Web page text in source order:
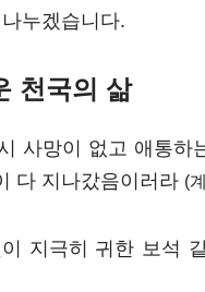
누겠습니다.
천국의 삶
사망이 없고 애통하
다 지나갔음이러라 (
지극히 귀한 보석